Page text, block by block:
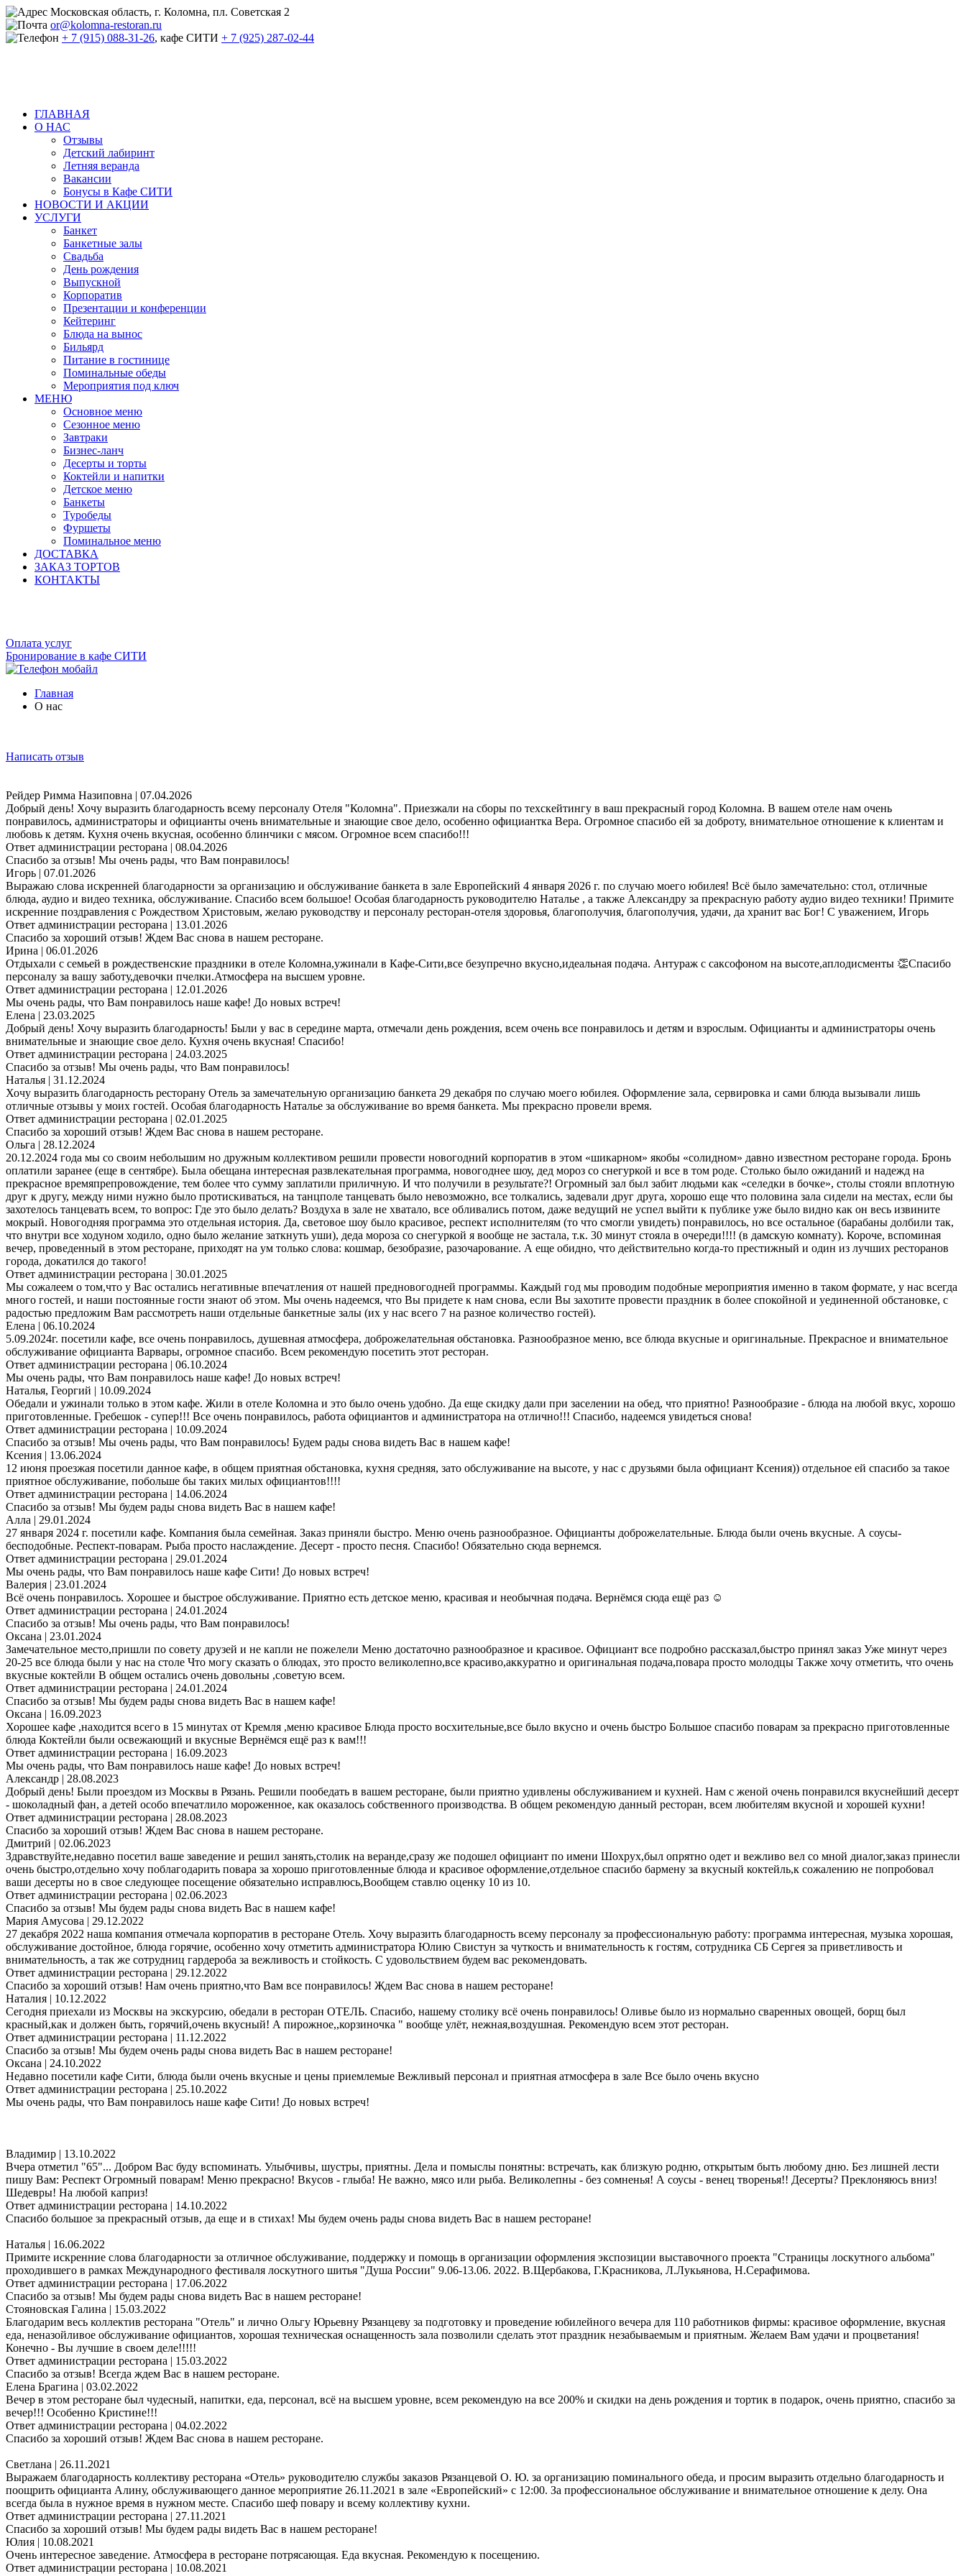
Московская область, г. Коломна, пл. Советская 2
or@kolomna-restoran.ru
+ 7 (915) 088-31-26, кафе СИТИ + 7 (925) 287-02-44
ГЛАВНАЯ
О НАС
Отзывы
Детский лабиринт
Летняя веранда
Вакансии
Бонусы в Кафе СИТИ
НОВОСТИ И АКЦИИ
УСЛУГИ
Банкет
Банкетные залы
Свадьба
День рождения
Выпускной
Корпоратив
Презентации и конференции
Кейтеринг
Блюда на вынос
Бильярд
Питание в гостинице
Поминальные обеды
Мероприятия под ключ
МЕНЮ
Основное меню
Сезонное меню
Завтраки
Бизнес-ланч
Десерты и торты
Коктейли и напитки
Детское меню
Банкеты
Туробеды
Фуршеты
Поминальное меню
ДОСТАВКА
ЗАКАЗ ТОРТОВ
КОНТАКТЫ
Оплата услуг
Бронирование в кафе СИТИ
Главная
О нас
Написать отзыв
Рейдер Римма Назиповна | 07.04.2026
Добрый день! Хочу выразить благодарность всему персоналу Отеля "Коломна". Приезжали на сборы по техскейтингу в ваш прекрасный город Коломна. В вашем отеле нам очень
понравилось, администраторы и официанты очень внимательные и знающие свое дело, особенно официантка Вера. Огромное спасибо ей за доброту, внимательное отношение к клиентам и
любовь к детям. Кухня очень вкусная, особенно блинчики с мясом. Огромное всем спасибо!!!
Ответ администрации ресторана | 08.04.2026
Спасибо за отзыв! Мы очень рады, что Вам понравилось!
Игорь | 07.01.2026
Выражаю слова искренней благодарности за организацию и обслуживание банкета в зале Европейский 4 января 2026 г. по случаю моего юбилея! Всё было замечательно: стол, отличные
блюда, аудио и видео техника, обслуживание. Спасибо всем большое! Особая благодарность руководителю Наталье , а также Александру за прекрасную работу аудио видео техники! Примите
искренние поздравления с Рождеством Христовым, желаю руководству и персоналу ресторан-отеля здоровья, благополучия, благополучия, удачи, да хранит вас Бог! С уважением, Игорь
Ответ администрации ресторана | 13.01.2026
Спасибо за хороший отзыв! Ждем Вас снова в нашем ресторане.
Ирина | 06.01.2026
Отдыхали с семьей в рождественские праздники в отеле Коломна,ужинали в Кафе-Сити,все безупречно вкусно,идеальная подача. Антураж с саксофоном на высоте,аплодисменты 👏Спасибо
персоналу за вашу заботу,девочки пчелки.Атмосфера на высшем уровне.
Ответ администрации ресторана | 12.01.2026
Мы очень рады, что Вам понравилось наше кафе! До новых встреч!
Елена | 23.03.2025
Добрый день! Хочу выразить благодарность! Были у вас в середине марта, отмечали день рождения, всем очень все понравилось и детям и взрослым. Официанты и администраторы очень
внимательные и знающие свое дело. Кухня очень вкусная! Спасибо!
Ответ администрации ресторана | 24.03.2025
Спасибо за отзыв! Мы очень рады, что Вам понравилось!
Наталья | 31.12.2024
Хочу выразить благодарность ресторану Отель за замечательную организацию банкета 29 декабря по случаю моего юбилея. Оформление зала, сервировка и сами блюда вызывали лишь
отличные отзывы у моих гостей. Особая благодарность Наталье за обслуживание во время банкета. Мы прекрасно провели время.
Ответ администрации ресторана | 02.01.2025
Спасибо за хороший отзыв! Ждем Вас снова в нашем ресторане.
Ольга | 28.12.2024
20.12.2024 года мы со своим небольшим но дружным коллективом решили провести новогодний корпоратив в этом «шикарном» якобы «солидном» давно известном ресторане города. Бронь
оплатили заранее (еще в сентябре). Была обещана интересная развлекательная программа, новогоднее шоу, дед мороз со снегуркой и все в том роде. Столько было ожиданий и надежд на
прекрасное времяпрепровождение, тем более что сумму заплатили приличную. И что получили в результате?! Огромный зал был забит людьми как «селедки в бочке», столы стояли вплотную
друг к другу, между ними нужно было протискиваться, на танцполе танцевать было невозможно, все толкались, задевали друг друга, хорошо еще что половина зала сидели на местах, если бы
захотелось танцевать всем, то вопрос: Где это было делать? Воздуха в зале не хватало, все обливались потом, даже ведущий не успел выйти к публике уже было видно как он весь извините
мокрый. Новогодняя программа это отдельная история. Да, световое шоу было красивое, респект исполнителям (то что смогли увидеть) понравилось, но все остальное (барабаны долбили так,
что внутри все ходуном ходило, одно было желание заткнуть уши), деда мороза со снегуркой я вообще не застала, т.к. 30 минут стояла в очереди!!!! (в дамскую комнату). Короче, вспоминая
вечер, проведенный в этом ресторане, приходят на ум только слова: кошмар, безобразие, разочарование. А еще обидно, что действительно когда-то престижный и один из лучших ресторанов
города, докатился до такого!
Ответ администрации ресторана | 30.01.2025
Мы сожалеем о том,что у Вас остались негативные впечатления от нашей предновогодней программы. Каждый год мы проводим подобные мероприятия именно в таком формате, у нас всегда
много гостей, и наши постоянные гости знают об этом. Мы очень надеемся, что Вы придете к нам снова, если Вы захотите провести праздник в более спокойной и уединенной обстановке, с
радостью предложим Вам рассмотреть наши отдельные банкетные залы (их у нас всего 7 на разное количество гостей).
Елена | 06.10.2024
5.09.2024г. посетили кафе, все очень понравилось, душевная атмосфера, доброжелательная обстановка. Разнообразное меню, все блюда вкусные и оригинальные. Прекрасное и внимательное
обслуживание официанта Варвары, огромное спасибо. Всем рекомендую посетить этот ресторан.
Ответ администрации ресторана | 06.10.2024
Мы очень рады, что Вам понравилось наше кафе! До новых встреч!
Наталья, Георгий | 10.09.2024
Обедали и ужинали только в этом кафе. Жили в отеле Коломна и это было очень удобно. Да еще скидку дали при заселении на обед, что приятно! Разнообразие - блюда на любой вкус, хорошо
приготовленные. Гребешок - супер!!! Все очень понравилось, работа официантов и администратора на отлично!!! Спасибо, надеемся увидеться снова!
Ответ администрации ресторана | 10.09.2024
Спасибо за отзыв! Мы очень рады, что Вам понравилось! Будем рады снова видеть Вас в нашем кафе!
Ксения | 13.06.2024
12 июня проезжая посетили данное кафе, в общем приятная обстановка, кухня средняя, зато обслуживание на высоте, у нас с друзьями была официант Ксения)) отдельное ей спасибо за такое
приятное обслуживание, побольше бы таких милых официантов!!!!
Ответ администрации ресторана | 14.06.2024
Спасибо за отзыв! Мы будем рады снова видеть Вас в нашем кафе!
Алла | 29.01.2024
27 января 2024 г. посетили кафе. Компания была семейная. Заказ приняли быстро. Меню очень разнообразное. Официанты доброжелательные. Блюда были очень вкусные. А соусы-
бесподобные. Респект-поварам. Рыба просто наслаждение. Десерт - просто песня. Спасибо! Обязательно сюда вернемся.
Ответ администрации ресторана | 29.01.2024
Мы очень рады, что Вам понравилось наше кафе Сити! До новых встреч!
Валерия | 23.01.2024
Всё очень понравилось. Хорошее и быстрое обслуживание. Приятно есть детское меню, красивая и необычная подача. Вернёмся сюда ещё раз ☺
Ответ администрации ресторана | 24.01.2024
Спасибо за отзыв! Мы очень рады, что Вам понравилось!
Оксана | 23.01.2024
Замечательное место,пришли по совету друзей и не капли не пожелели Меню достаточно разнообразное и красивое. Официант все подробно рассказал,быстро принял заказ Уже минут через
20-25 все блюда были у нас на столе Что могу сказать о блюдах, это просто великолепно,все красиво,аккуратно и оригинальная подача,повара просто молодцы Также хочу отметить, что очень
вкусные коктейли В общем остались очень довольны ,советую всем.
Ответ администрации ресторана | 24.01.2024
Спасибо за отзыв! Мы будем рады снова видеть Вас в нашем кафе!
Оксана | 16.09.2023
Хорошее кафе ,находится всего в 15 минутах от Кремля ,меню красивое Блюда просто восхительные,все было вкусно и очень быстро Большое спасибо поварам за прекрасно приготовленные
блюда Коктейли были освежающий и вкусные Вернёмся ещё раз к вам!!!
Ответ администрации ресторана | 16.09.2023
Мы очень рады, что Вам понравилось наше кафе! До новых встреч!
Александр | 28.08.2023
Добрый день! Были проездом из Москвы в Рязань. Решили пообедать в вашем ресторане, были приятно удивлены обслуживанием и кухней. Нам с женой очень понравился вкуснейший десерт
- шоколадный фан, а детей особо впечатлило мороженное, как оказалось собственного производства. В общем рекомендую данный ресторан, всем любителям вкусной и хорошей кухни!
Ответ администрации ресторана | 28.08.2023
Спасибо за хороший отзыв! Ждем Вас снова в нашем ресторане.
Дмитрий | 02.06.2023
Здравствуйте,недавно посетил ваше заведение и решил занять,столик на веранде,сразу же подошел официант по имени Шохрух,был опрятно одет и вежливо вел со мной диалог,заказ принесли
очень быстро,отдельно хочу поблагодарить повара за хорошо приготовленные блюда и красивое оформление,отдельное спасибо бармену за вкусный коктейль,к сожалению не попробовал
ваши десерты но в свое следующее посещение обязательно исправлюсь,Вообщем ставлю оценку 10 из 10.
Ответ администрации ресторана | 02.06.2023
Спасибо за отзыв! Мы будем рады снова видеть Вас в нашем кафе!
Мария Амусова | 29.12.2022
27 декабря 2022 наша компания отмечала корпоратив в ресторане Отель. Хочу выразить благодарность всему персоналу за профессиональную работу: программа интересная, музыка хорошая,
обслуживание достойное, блюда горячие, особенно хочу отметить администратора Юлию Свистун за чуткость и внимательность к гостям, сотрудника СБ Сергея за приветливость и
внимательность, а так же сотрудниц гардероба за вежливость и стойкость. С удовольствием будем вас рекомендовать.
Ответ администрации ресторана | 29.12.2022
Спасибо за хороший отзыв! Нам очень приятно,что Вам все понравилось! Ждем Вас снова в нашем ресторане!
Наталия | 10.12.2022
Сегодня приехали из Москвы на экскурсию, обедали в ресторан ОТЕЛЬ. Спасибо, нашему столику всё очень понравилось! Оливье было из нормально сваренных овощей, борщ был
красный,как и должен быть, горячий,очень вкусный! А пирожное,,корзиночка " вообще улёт, нежная,воздушная. Рекомендую всем этот ресторан.
Ответ администрации ресторана | 11.12.2022
Спасибо за отзыв! Мы будем очень рады снова видеть Вас в нашем ресторане!
Оксана | 24.10.2022
Недавно посетили кафе Сити, блюда были очень вкусные и цены приемлемые Вежливый персонал и приятная атмосфера в зале Все было очень вкусно
Ответ администрации ресторана | 25.10.2022
Мы очень рады, что Вам понравилось наше кафе Сити! До новых встреч!
Владимир | 13.10.2022
Вчера отметил "65"... Добром Вас буду вспоминать. Улыбчивы, шустры, приятны. Дела и помыслы понятны: встречать, как близкую родню, открытым быть любому дню. Без лишней лести
пишу Вам: Респект Огромный поварам! Меню прекрасно! Вкусов - глыба! Не важно, мясо или рыба. Великолепны - без сомненья! А соусы - венец творенья!! Десерты? Преклоняюсь вниз!
Шедевры! На любой каприз!
Ответ администрации ресторана | 14.10.2022
Спасибо большое за прекрасный отзыв, да еще и в стихах! Мы будем очень рады снова видеть Вас в нашем ресторане!
Наталья | 16.06.2022
Примите искренние слова благодарности за отличное обслуживание, поддержку и помощь в организации оформления экспозиции выставочного проекта "Страницы лоскутного альбома"
проходившего в рамках Международного фестиваля лоскутного шитья "Душа России" 9.06-13.06. 2022. В.Щербакова, Г.Красникова, Л.Лукьянова, Н.Серафимова.
Ответ администрации ресторана | 17.06.2022
Спасибо за отзыв! Мы будем рады снова видеть Вас в нашем ресторане!
Стояновская Галина | 15.03.2022
Благодарим весь коллектив ресторана "Отель" и лично Ольгу Юрьевну Рязанцеву за подготовку и проведение юбилейного вечера для 110 работников фирмы: красивое оформление, вкусная
еда, неназойливое обслуживание официантов, хорошая техническая оснащенность зала позволили сделать этот праздник незабываемым и приятным. Желаем Вам удачи и процветания!
Конечно - Вы лучшие в своем деле!!!!!
Ответ администрации ресторана | 15.03.2022
Спасибо за отзыв! Всегда ждем Вас в нашем ресторане.
Елена Брагина | 03.02.2022
Вечер в этом ресторане был чудесный, напитки, еда, персонал, всё на высшем уровне, всем рекомендую на все 200% и скидки на день рождения и тортик в подарок, очень приятно, спасибо за
вечер!!! Особенно Кристине!!!
Ответ администрации ресторана | 04.02.2022
Спасибо за хороший отзыв! Ждем Вас снова в нашем ресторане.
Светлана | 26.11.2021
Выражаем благодарность коллективу ресторана «Отель» руководителю службы заказов Рязанцевой О. Ю. за организацию поминального обеда, и просим выразить отдельно благодарность и
поощрить официанта Алину, обслуживающего данное мероприятие 26.11.2021 в зале «Европейский» с 12:00. За профессиональное обслуживание и внимательное отношение к делу. Она
всегда была в нужное время в нужном месте. Спасибо шеф повару и всему коллективу кухни.
Ответ администрации ресторана | 27.11.2021
Спасибо за хороший отзыв! Мы будем рады видеть Вас в нашем ресторане!
Юлия | 10.08.2021
Очень интересное заведение. Атмосфера в ресторане потрясающая. Еда вкусная. Рекомендую к посещению.
Ответ администрации ресторана | 10.08.2021